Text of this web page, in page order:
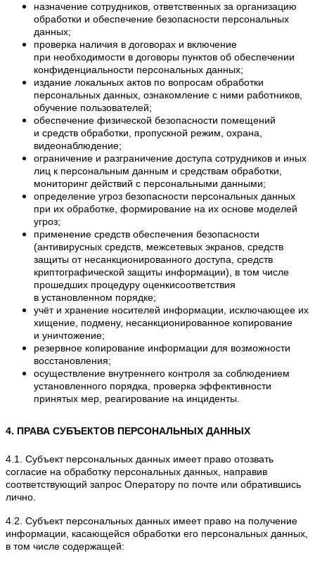
назначение сотрудников, ответственных за организацию
обработки и обеспечение безопасности персональных
данных;
проверка наличия в договорах и включение
при необходимости в договоры пунктов об обеспечении
конфиденциальности персональных данных;
издание локальных актов по вопросам обработки
персональных данных, ознакомление с ними работников,
обучение пользователей;
обеспечение физической безопасности помещений
и средств обработки, пропускной режим, охрана,
видеонаблюдение;
ограничение и разграничение доступа сотрудников и иных
лиц к персональным данным и средствам обработки,
мониторинг действий с персональными данными;
определение угроз безопасности персональных данных
при их обработке, формирование на их основе моделей
угроз;
применение средств обеспечения безопасности
(антивирусных средств, межсетевых экранов, средств
защиты от несанкционированного доступа, средств
криптографической защиты информации), в том числе
прошедших процедуру оценкисоответствия
в установленном порядке;
учёт и хранение носителей информации, исключающее их
хищение, подмену, несанкционированное копирование
и уничтожение;
резервное копирование информации для возможности
восстановления;
осуществление внутреннего контроля за соблюдением
установленного порядка, проверка эффективности
принятых мер, реагирование на инциденты.
4. ПРАВА СУБЪЕКТОВ ПЕРСОНАЛЬНЫХ ДАННЫХ
4.1. Субъект персональных данных имеет право отозвать
согласие на обработку персональных данных, направив
соответствующий запрос Оператору по почте или обратившись
лично.
4.2. Субъект персональных данных имеет право на получение
информации, касающейся обработки его персональных данных,
в том числе содержащей: